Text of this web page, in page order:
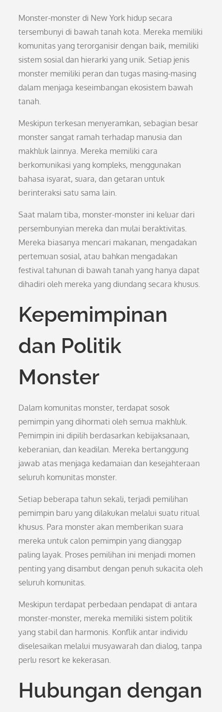
Monster-monster di New York hidup secara
tersembunyi di bawah tanah kota. Mereka memiliki
komunitas yang terorganisir dengan baik, memiliki
sistem sosial dan hierarki yang unik. Setiap jenis
monster memiliki peran dan tugas masing-masing
dalam menjaga keseimbangan ekosistem bawah
tanah.
Meskipun terkesan menyeramkan, sebagian besar
monster sangat ramah terhadap manusia dan
makhluk lainnya. Mereka memiliki cara
berkomunikasi yang kompleks, menggunakan
bahasa isyarat, suara, dan getaran untuk
berinteraksi satu sama lain.
Saat malam tiba, monster-monster ini keluar dari
persembunyian mereka dan mulai beraktivitas.
Mereka biasanya mencari makanan, mengadakan
pertemuan sosial, atau bahkan mengadakan
festival tahunan di bawah tanah yang hanya dapat
dihadiri oleh mereka yang diundang secara khusus.
Kepemimpinan
dan Politik
Monster
Dalam komunitas monster, terdapat sosok
pemimpin yang dihormati oleh semua makhluk.
Pemimpin ini dipilih berdasarkan kebijaksanaan,
keberanian, dan keadilan. Mereka bertanggung
jawab atas menjaga kedamaian dan kesejahteraan
seluruh komunitas monster.
Setiap beberapa tahun sekali, terjadi pemilihan
pemimpin baru yang dilakukan melalui suatu ritual
khusus. Para monster akan memberikan suara
mereka untuk calon pemimpin yang dianggap
paling layak. Proses pemilihan ini menjadi momen
penting yang disambut dengan penuh sukacita oleh
seluruh komunitas.
Meskipun terdapat perbedaan pendapat di antara
monster-monster, mereka memiliki sistem politik
yang stabil dan harmonis. Konflik antar individu
diselesaikan melalui musyawarah dan dialog, tanpa
perlu resort ke kekerasan.
Hubungan dengan